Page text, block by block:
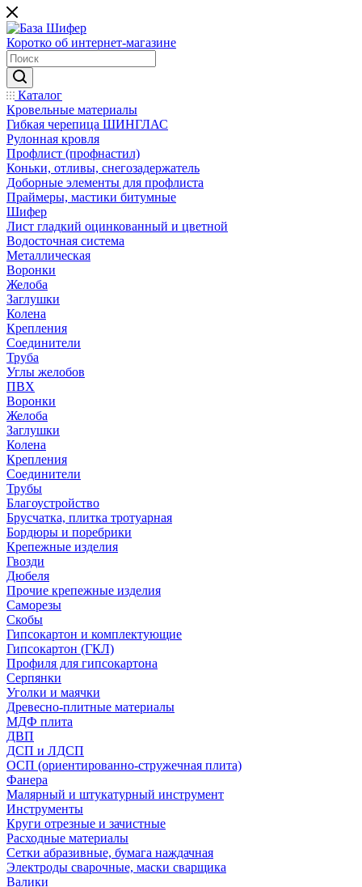
Коротко об интернет-магазине
Каталог
Кровельные материалы
Гибкая черепица ШИНГЛАС
Рулонная кровля
Профлист (профнастил)
Коньки, отливы, снегозадержатель
Доборные элементы для профлиста
Праймеры, мастики битумные
Шифер
Лист гладкий оцинкованный и цветной
Водосточная система
Металлическая
Воронки
Желоба
Заглушки
Колена
Крепления
Соединители
Труба
Углы желобов
ПВХ
Воронки
Желоба
Заглушки
Колена
Крепления
Соединители
Трубы
Благоустройство
Брусчатка, плитка тротуарная
Бордюры и поребрики
Крепежные изделия
Гвозди
Дюбеля
Прочие крепежные изделия
Саморезы
Скобы
Гипсокартон и комплектующие
Гипсокартон (ГКЛ)
Профиля для гипсокартона
Серпянки
Уголки и маячки
Древесно-плитные материалы
МДФ плита
ДВП
ДСП и ЛДСП
ОСП (ориентированно-стружечная плита)
Фанера
Малярный и штукатурный инструмент
Инструменты
Круги отрезные и зачистные
Расходные материалы
Сетки абразивные, бумага наждачная
Электроды сварочные, маски сварщика
Валики